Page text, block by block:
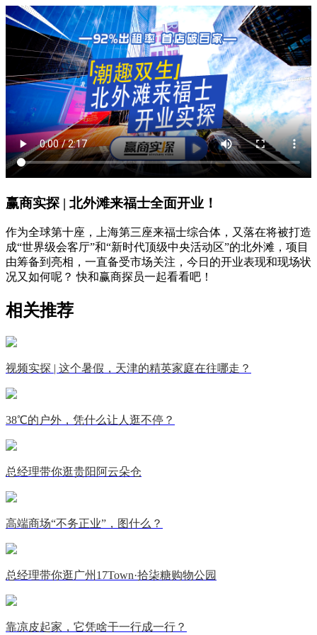
赢商实探 | 北外滩来福士全面开业！
作为全球第十座，上海第三座来福士综合体，又落在将被打造
成“世界级会客厅”和“新时代顶级中央活动区”的北外滩，项目
由筹备到亮相，一直备受市场关注，今日的开业表现和现场状
况又如何呢？ 快和赢商探员一起看看吧！
相关推荐
视频实探 | 这个暑假，天津的精英家庭在往哪走？
38℃的户外，凭什么让人逛不停？
总经理带你逛贵阳阿云朵仓
高端商场“不务正业”，图什么？
总经理带你逛广州17Town·拾柒糖购物公园
靠凉皮起家，它凭啥干一行成一行？